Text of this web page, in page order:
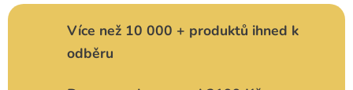
Více než 10 000 + produktů ihned k
odběru